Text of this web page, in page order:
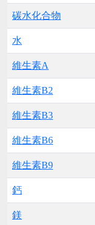
碳水化合物
水
維生素A
維生素B2
維生素B3
維生素B6
維生素B9
鈣
鎂